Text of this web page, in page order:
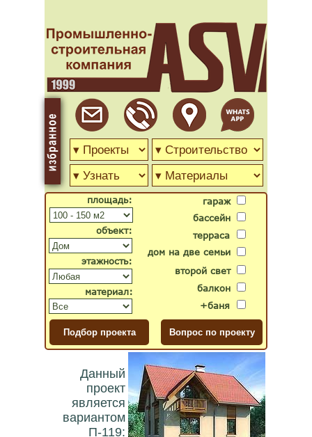
гараж
бассейн
второй свет
дом на две семьи
терраса
балкон
+баня
объект:
материал:
площадь:
этажность:
Данный
проект
является
вариантом
П-119: